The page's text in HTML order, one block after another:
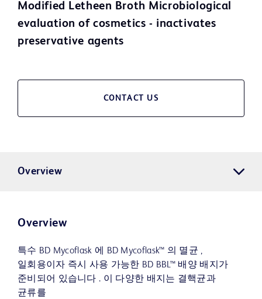
Modified Letheen Broth Microbiological
evaluation of cosmetics - inactivates
preservative agents
CONTACT US
Overview
Overview
특수 BD Mycoflask 에 BD Mycoflask™ 의 멸균 ,
일회용이자 즉시 사용 가능한 BD BBL™ 배양 배지가
준비되어 있습니다 . 이 다양한 배지는 결핵균과
균류를